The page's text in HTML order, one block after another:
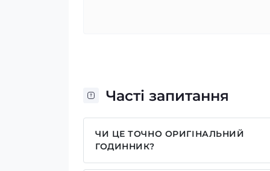
Часті запитання
ЧИ ЦЕ ТОЧНО ОРИГІНАЛЬНИЙ
ГОДИННИК?
Так, усі годинники у нас лише